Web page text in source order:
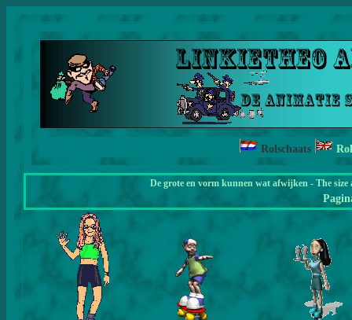
Rolschaats
De grote en vorm kunnen wat afwijken - The